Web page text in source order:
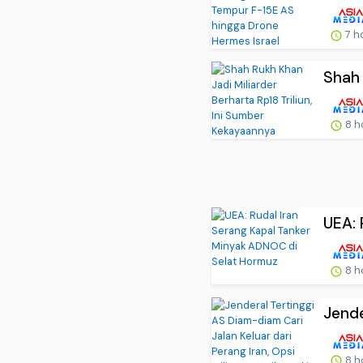
7
8
8
8